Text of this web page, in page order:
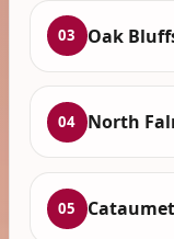
03 Oak
04 North
05